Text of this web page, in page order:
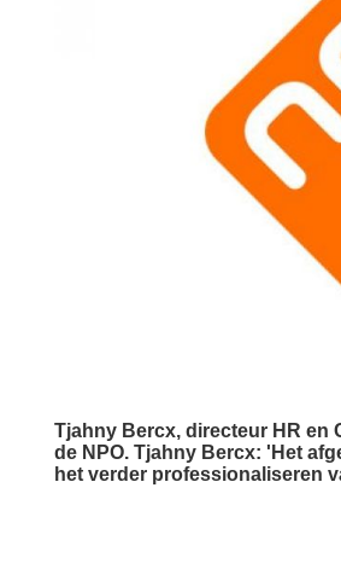
Tjahny Bercx, directeur HR en
de NPO. Tjahny Bercx: 'Het
het verder professionaliseren